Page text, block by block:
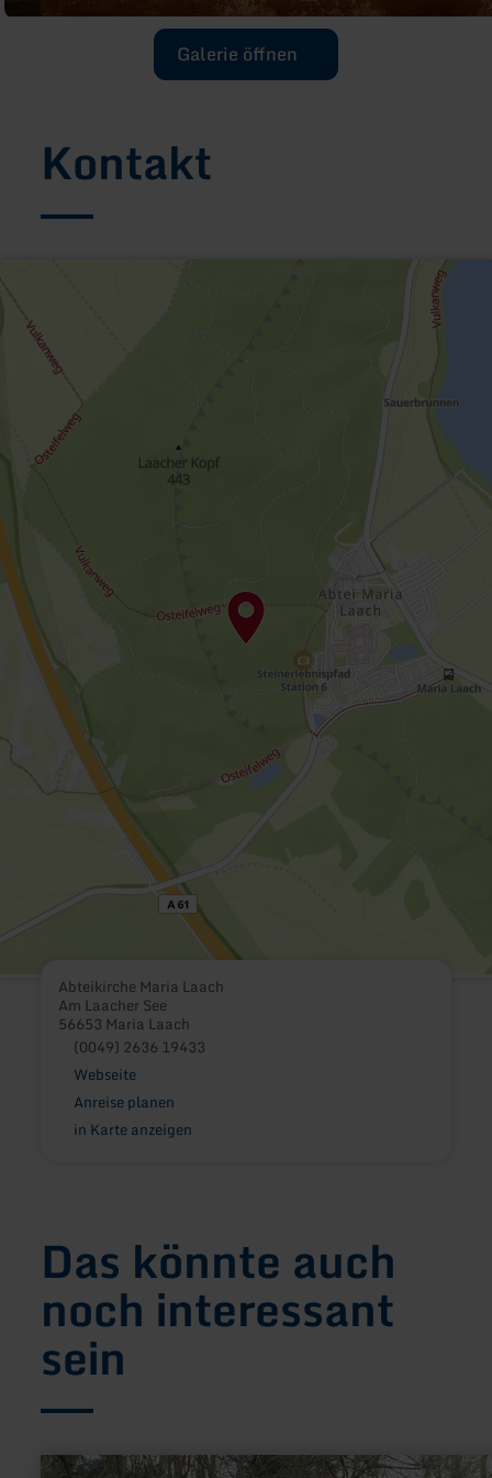
Galerie öffnen
Kontakt
Abteikirche Maria Laach
Am Laacher See
56653 Maria Laach
(0049) 2636 19433
Webseite
Anreise planen
in Karte anzeigen
Das könnte auch
noch interessant
sein
mehr